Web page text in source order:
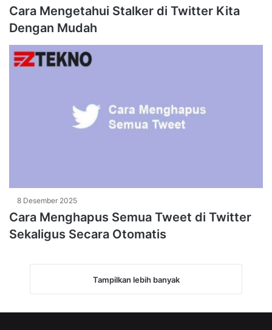
Cara Mengetahui Stalker di Twitter Kita
Dengan Mudah
8 Desember 2025
Cara Menghapus Semua Tweet di Twitter
Sekaligus Secara Otomatis
Tampilkan lebih banyak